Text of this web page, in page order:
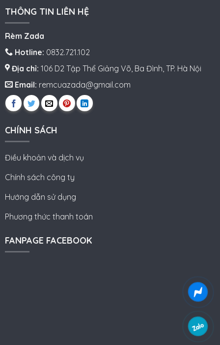
THÔNG TIN LIÊN HỆ
Rèm Zada
Hotline: 0832.721.102
Địa chỉ: 106 D2 Tập Thể Giảng Võ, Ba Đình, TP. Hà Nội
Email: remcuazada@gmail.com
CHÍNH SÁCH
Điều khoản và dịch vụ
Chính sách công ty
Hướng dẫn sử dụng
Phương thức thanh toán
FANPAGE FACEBOOK